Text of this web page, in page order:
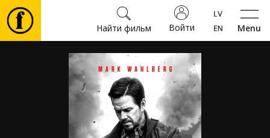
Menu
Войти
Найти фильм
Фильмы
Культура